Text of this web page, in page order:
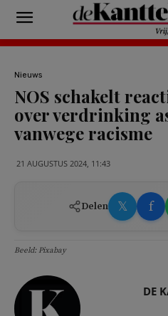
Nieuws
NOS schakelt
over verdrinking
vanwege racisme
21 AUGUSTUS 2024, 11:43
Delen 𝕏 f
Beeld: Pixabay
DE